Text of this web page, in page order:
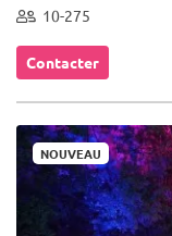
10-275
Contacter
NOUVEAU